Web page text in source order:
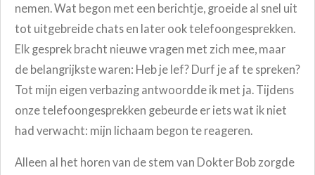
nemen. Wat begon met een berichtje, groeide al snel uit
tot uitgebreide chats en later ook telefoongesprekken.
Elk gesprek bracht nieuwe vragen met zich mee, maar
de belangrijkste waren: Heb je lef? Durf je af te spreken?
Tot mijn eigen verbazing antwoordde ik met ja Tijdens
onze telefoongesprekken gebeurde er iets wat ik niet
had verwacht: mijn lichaam begon te reageren.
Alleen al het horen van de stem van Dokter Bob zorgde